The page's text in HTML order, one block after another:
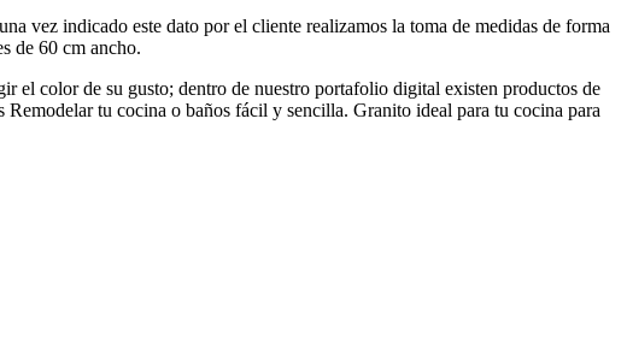
vez indicado este dato por el cliente realizamos la toma de medidas de forma
de 60 cm ancho.
el color de su gusto; dentro de nuestro portafolio digital existen productos de
tu cocina o baños fácil y sencilla. Granito ideal para tu cocina para